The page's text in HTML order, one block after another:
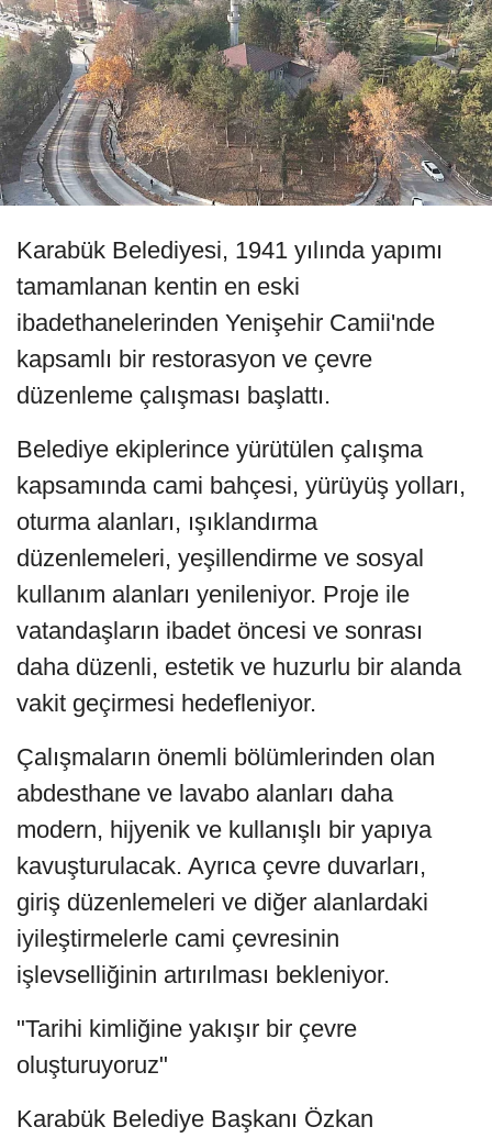
Karabük Belediyesi, 1941 yılında yapımı
tamamlanan kentin en eski
ibadethanelerinden Yenişehir Camii'nde
kapsamlı bir restorasyon ve çevre
düzenleme çalışması başlattı.
Belediye ekiplerince yürütülen çalışma
kapsamında cami bahçesi, yürüyüş yolları,
oturma alanları, ışıklandırma
düzenlemeleri, yeşillendirme ve sosyal
kullanım alanları yenileniyor. Proje ile
vatandaşların ibadet öncesi ve sonrası
daha düzenli, estetik ve huzurlu bir alanda
vakit geçirmesi hedefleniyor.
Çalışmaların önemli bölümlerinden olan
abdesthane ve lavabo alanları daha
modern, hijyenik ve kullanışlı bir yapıya
kavuşturulacak. Ayrıca çevre duvarları,
giriş düzenlemeleri ve diğer alanlardaki
iyileştirmelerle cami çevresinin
işlevselliğinin artırılması bekleniyor.
"Tarihi kimliğine yakışır bir çevre
oluşturuyoruz"
Karabük Belediye Başkanı Özkan